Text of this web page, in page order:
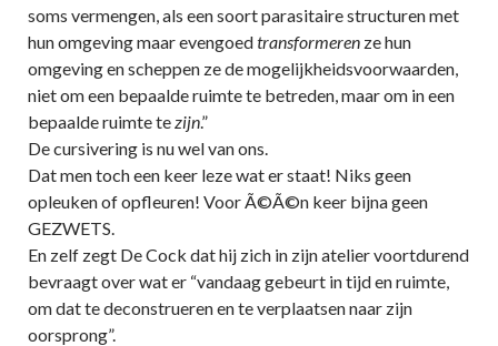
soms vermengen, als een soort parasitaire structuren met
hun omgeving maar evengoedtransformeren ze hun
omgeving en scheppen ze de mogelijkheidsvoorwaarden,
niet om een bepaalde ruimte te betreden, maar om in een
bepaalde ruimte tezijn.”
De cursivering is nu wel van ons.
Dat men toch een keer leze wat er staat! Niks geen
opleuken of opfleuren! Voor Ã©Ã©n keer bijna geen
GEZWETS.
En zelf zegt De Cock dat hij zich in zijn atelier voortdurend
bevraagt over wat er “vandaag gebeurt in tijd en ruimte,
om dat te deconstrueren en te verplaatsen naar zijn
oorsprong”.